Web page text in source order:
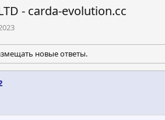
- carda-evolution.cc
новые ответы.